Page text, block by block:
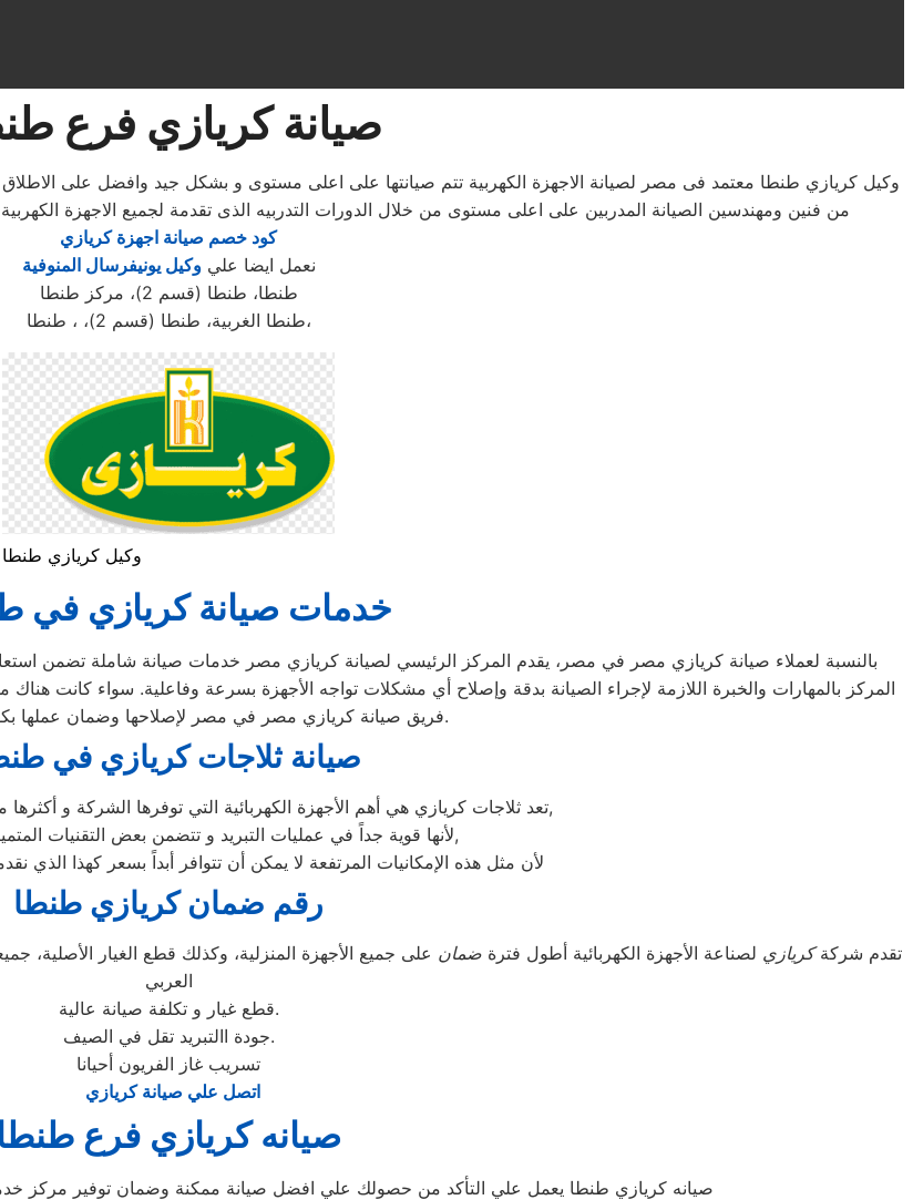
صيانة كريازي فرع
وكيل كريازي طنطا معتمد فى مصر لصيانة الاجهزة الكهربية تتم صيانتها على اعلى مستوى و بشكل جيد وافضل على
من فنين ومهندسين الصيانة المدربين على اعلى مستوى من خلال الدورات التدربيه الذى تقدمة لجميع الاجهزة
كود خصم صيانة اجهزة كريازي
نعمل ايضا عليوكيل يونيفرسال المنوفية
طنطا، طنطا (قسم 2)، مركز طنطا
طنطا الغربية، طنطا (قسم 2)، ، طنطا،
وكيل كريازي طنطا
خدمات صيانة كريازي في
بالنسبة لعملاء صيانة كريازي مصر في مصر، يقدم المركز الرئيسي لصيانة كريازي مصر خدمات صيانة شاملة تضمن استعادة
المركز بالمهارات والخبرة اللازمة لإجراء الصيانة بدقة وإصلاح أي مشكلات تواجه الأجهزة بسرعة وفاعلية. سواء كانت
فريق صيانة كريازي مصر في مصر لإصلاحها وضمان عملها بكفاءة مرة أخرى.
صيانة ثلاجات كريازي في
تعد ثلاجات كريازي هي أهم الأجهزة الكهربائية التي توفرها الشركة و أكثرها مبيعاً بين بقية المنتجات الأخرى,
لأنها قوية جداً في عمليات التبريد و تتضمن بعض التقنيات المتميزة كتقنية الانفلتر,
لأن مثل هذه الإمكانيات المرتفعة لا يمكن أن تتوافر أبداً بسعر كهذا الذي
رقم ضمان كريازي طنطا
تقدم شركةكريازي لصناعة الأجهزة الكهربائية أطول فترةضمان على جميع الأجهزة المنزلية، وكذلك قطع الغيار
العربي
قطع غيار و تكلفة صيانة عالية.
جودة االتبريد تقل في الصيف.
تسريب غاز الفريون أحيانا
اتصل علي صيانة كريازي
صيانه كريازي فرع طنطا
صيانه كريازي طنطا يعمل علي التأكد من حصولك علي افضل صيانة ممكنة وضمان توفير مركز